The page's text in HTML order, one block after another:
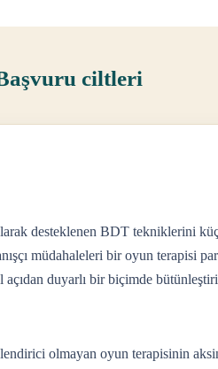
ciltleri
desteklenen BDT tekniklerini
müdahaleleri bir oyun terapisi
duyarlı bir biçimde
olmayan oyun terapisinin